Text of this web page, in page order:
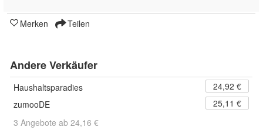
Merken Teilen
Andere Verkäufer
Haushaltsparadies
24,92 €
zumooDE
25,11 €
3 Angebote ab 24,16 €